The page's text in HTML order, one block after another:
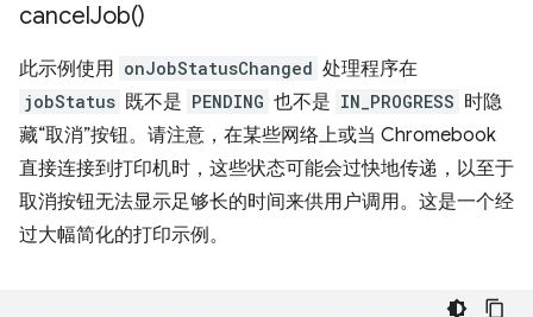
cancelJob()
此示例使用 onJobStatusChanged 处理程序在
jobStatus 既不是 PENDING 也不是 IN_PROGRESS 时隐
藏“取消”按钮。请注意，在某些网络上或当 Chromebook
直接连接到打印机时，这些状态可能会过快地传递，以至于
取消按钮无法显示足够长的时间来供用户调用。这是一个经
过大幅简化的打印示例。